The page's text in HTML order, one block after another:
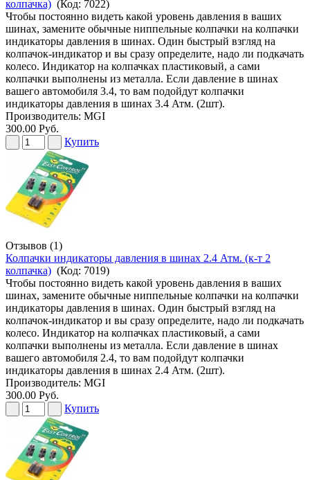
колпачка) (Код: 7022)
Чтобы постоянно видеть какой уровень давления в ваших
шинах, замените обычные ниппельные колпачки на колпачки
индикаторы давления в шинах. Один быстрый взгляд на
колпачок-индикатор и вы сразу определите, надо ли подкачать
колесо. Индикатор на колпачках пластиковый, а сами
колпачки выполнены из металла. Если давление в шинах
вашего автомобиля 3.4, то вам подойдут колпачки
индикаторы давления в шинах 3.4 Атм. (2шт).
Производитель: MGI
300.00 Руб.
Купить
Отзывов (1)
Колпачки индикаторы давления в шинах 2.4 Атм. (к-т 2
колпачка) (Код: 7019)
Чтобы постоянно видеть какой уровень давления в ваших
шинах, замените обычные ниппельные колпачки на колпачки
индикаторы давления в шинах. Один быстрый взгляд на
колпачок-индикатор и вы сразу определите, надо ли подкачать
колесо. Индикатор на колпачках пластиковый, а сами
колпачки выполнены из металла. Если давление в шинах
вашего автомобиля 2.4, то вам подойдут колпачки
индикаторы давления в шинах 2.4 Атм. (2шт).
Производитель: MGI
300.00 Руб.
Купить